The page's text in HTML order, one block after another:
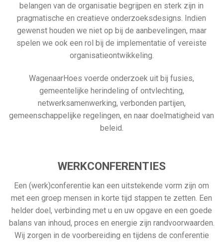
belangen van de organisatie begrijpen en sterk zijn in
pragmatische en creatieve onderzoeksdesigns. Indien
gewenst houden we niet op bij de aanbevelingen, maar
spelen we ook een rol bij de implementatie of vereiste
organisatieontwikkeling.
WagenaarHoes voerde onderzoek uit bij fusies,
gemeentelijke herindeling of ontvlechting,
netwerksamenwerking, verbonden partijen,
gemeenschappelijke regelingen, en naar doelmatigheid van
beleid.
WERKCONFERENTIES
Een (werk)conferentie kan een uitstekende vorm zijn om
met een groep mensen in korte tijd stappen te zetten. Een
helder doel, verbinding met u en uw opgave en een goede
balans van inhoud, proces en energie zijn randvoorwaarden.
Wij zorgen in de voorbereiding en tijdens de conferentie